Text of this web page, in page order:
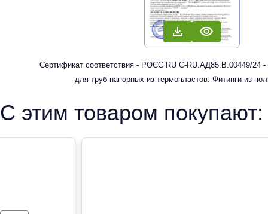
Сертификат соответствия - РОСС RU С-RU.АД85.В.00449/24
для труб напорных из термопластов. Фитинги из
отопления
С этим товаром покупают: